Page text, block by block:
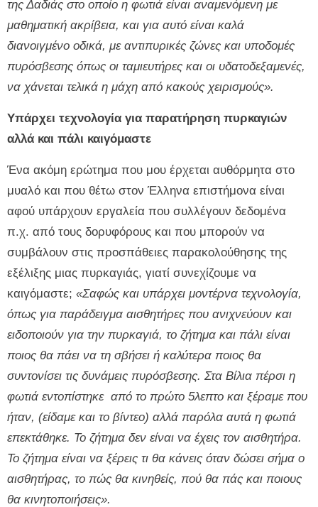
της Δαδιάς στο οποίο η φωτιά είναι αναμενόμενη με
μαθηματική ακρίβεια, και για αυτό είναι καλά
διανοιγμένο οδικά, με αντιπυρικές ζώνες και υποδομές
πυρόσβεσης όπως οι ταμιευτήρες και οι υδατοδεξαμενές,
να χάνεται τελικά η μάχη από κακούς χειρισμούς».
Υπάρχει τεχνολογία για παρατήρηση πυρκαγιών
αλλά και πάλι καιγόμαστε
Ένα ακόμη ερώτημα που μου έρχεται αυθόρμητα στο
μυαλό και που θέτω στον Έλληνα επιστήμονα είναι
αφού υπάρχουν εργαλεία που συλλέγουν δεδομένα
π.χ. από τους δορυφόρους και που μπορούν να
συμβάλουν στις προσπάθειες παρακολούθησης της
εξέλιξης μιας πυρκαγιάς, γιατί συνεχίζουμε να
καιγόμαστε; «Σαφώς και υπάρχει μοντέρνα τεχνολογία,
όπως για παράδειγμα αισθητήρες που ανιχνεύουν και
ειδοποιούν για την πυρκαγιά, το ζήτημα και πάλι είναι
ποιος θα πάει να τη σβήσει ή καλύτερα ποιος θα
συντονίσει τις δυνάμεις πυρόσβεσης. Στα Βίλια πέρσι η
φωτιά εντοπίστηκε από το πρώτο 5λεπτο και ξέραμε που
ήταν, (είδαμε και το βίντεο) αλλά παρόλα αυτά η φωτιά
επεκτάθηκε. Το ζήτημα δεν είναι να έχεις τον αισθητήρα.
Το ζήτημα είναι να ξέρεις τι θα κάνεις όταν δώσει σήμα ο
αισθητήρας, το πώς θα κινηθείς, πού θα πάς και ποιους
θα κινητοποιήσεις».